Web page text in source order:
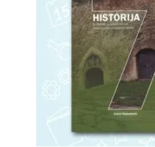
DODAJTE U